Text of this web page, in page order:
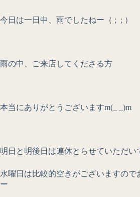
今日は一日中、雨でしたねー（ ; ; ）
雨の中、ご来店してくださる方
本当にありがとうございますm(_ _)m
明日と明後日は連休とらせていただい
水曜日は比較的空きがございますので
ー